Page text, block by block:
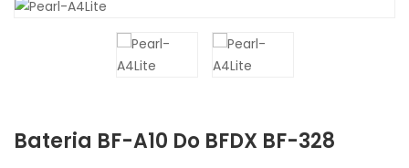
Bateria BF-A10 Do BFDX BF-328